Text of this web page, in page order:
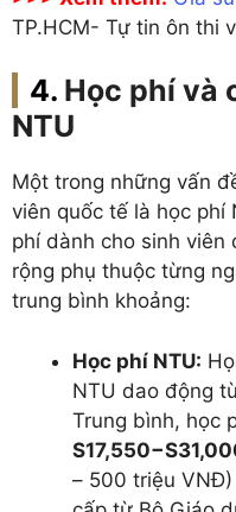
TP.HCM- Tự tin ôn thi
Học phí và
NTU
Một trong những vấn
viên quốc tế là học phí
phí dành cho sinh viên
rộng phụ thuộc từng
trung bình khoảng:
Học phí NTU:
NTU dao động
Trung bình, học
– 500 triệu